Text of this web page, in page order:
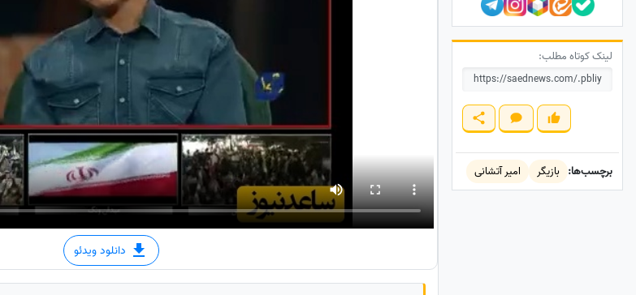
دانلود ویدئو
لینک کوتاه مطلب:
برچسب‌ها: بازیگر امیر آتشانی